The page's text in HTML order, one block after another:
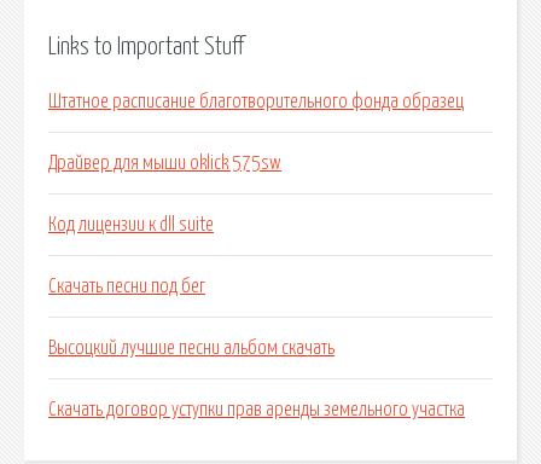
Links to Important Stuff
Штатное расписание благотворительного фонда образец
Драйвер для мыши oklick 575sw
Код лицензии к dll suite
Скачать песни под бег
Высоцкий лучшие песни альбом скачать
Скачать договор уступки прав аренды земельного участка